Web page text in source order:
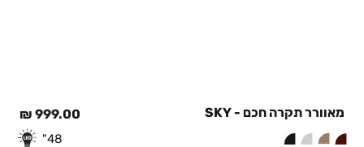
מאוורר תקרה חכם - SKY 999.00
₪
48"